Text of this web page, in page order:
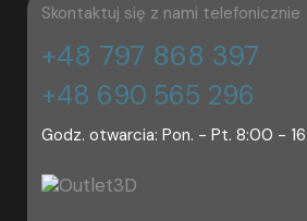
Skontaktuj się z nami telefonicznie
+48 797 868 397
+48 690 565 296
Godz. otwarcia: Pon. - Pt. 8:00 -